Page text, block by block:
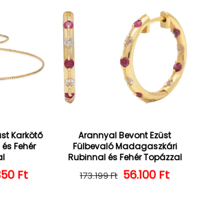
Karkötő
Fehér
ár ár
Ft
Arannyal Bevont Ezüst
Fülbevaló Madagaszkári
Rubinnal és Fehér Topázzal
Normál ár
173.199 Ft 56.100 Ft